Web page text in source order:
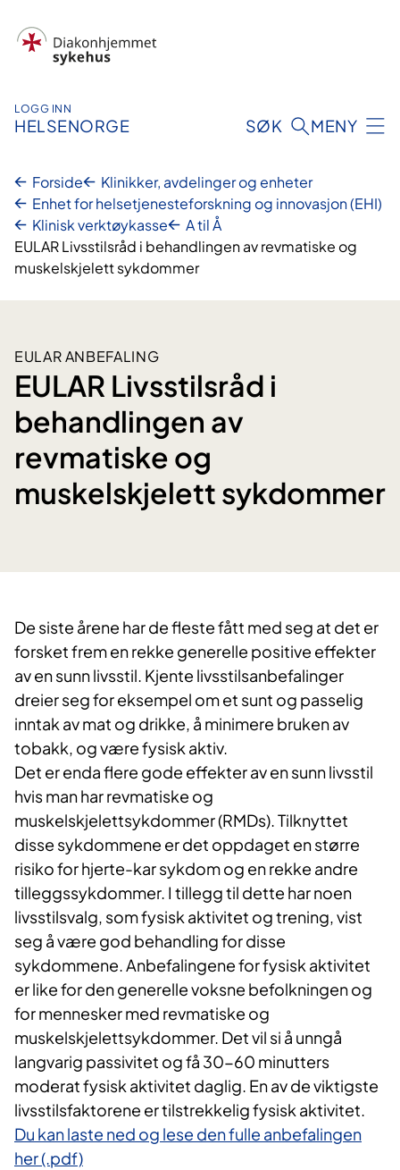
innhold
LOGG INN
HELSENORGE SØK MENY
Forside
Klinikker, avdelinger og enheter
Enhet for helsetjenesteforskning og innovasjon (EHI)
Klinisk verktøykasse
A til Å
EULAR Livsstilsråd i behandlingen av revmatiske og
muskelskjelett sykdommer
EULAR ANBEFALING
EULAR Livsstilsråd i
behandlingen av
revmatiske og
muskelskjelett sykdommer
De siste årene har de fleste fått med seg at det er
forsket frem en rekke generelle positive effekter
av en sunn livsstil. Kjente livsstils​​anbefalinger
dreier seg for eksempel om et sunt og passelig
inntak av mat og drikke, å minimere bruken av
tobakk, og være fysisk aktiv.
Det er enda flere gode effekter av en sunn livsstil
hvis man har revmatiske og
muskelskjelettsykdommer (RMDs). Tilknyttet
disse sykdommene er det oppdaget en større
risiko for hjerte-kar sykdom og en rekke andre
tilleggssykdommer. I tillegg til dette har noen
livsstilsvalg, som fysisk aktivitet og trening, vist
seg å være god behandling for disse
sykdommene. Anbefalingene for fysisk aktivitet
er like for den generelle voksne befolkningen og
for mennesker med revmatiske og
muskelskjelettsykdommer. Det vil si å unngå
langvarig passivitet og få 30-60 minutters
moderat fysisk aktivitet daglig. En av de viktigste
livsstilsfaktorene er tilstrekkelig fysisk aktivitet.
Du kan laste ned og lese den fulle anbefalingen
her (.pdf)